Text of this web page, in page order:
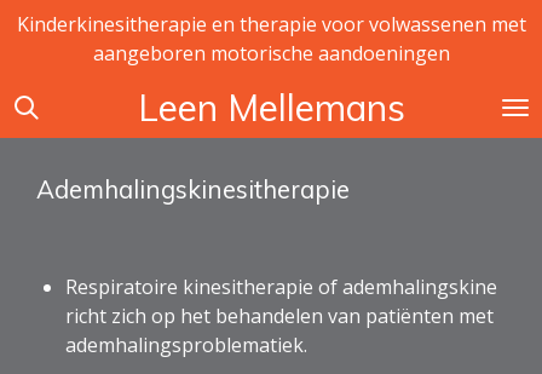
Ga
de
hoofdinhoud
Leen Mellemans
Kinderkinesitherapie en therapie voor volwassenen met
aangeboren motorische aandoeningen
Ademhalingskinesitherapie
Respiratoire kinesitherapie of ademhalingskine
richt zich op het behandelen van patiënten met
ademhalingsproblematiek.